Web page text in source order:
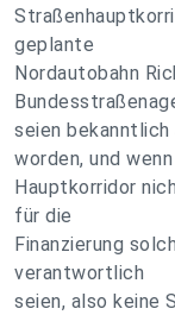
geplante
Nordautobahn
seien bekanntlich
worden, und
Hauptkorridor
für die
Finanzierung
verantwortlich
seien, also keine